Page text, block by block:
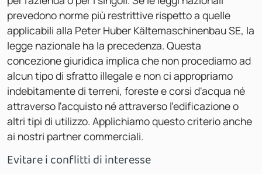
prevedono norme più restrittive rispetto a quelle
applicabili alla Peter Huber Kältemaschinenbau SE, la
legge nazionale ha la precedenza. Questa
concezione giuridica implica che non procediamo ad
alcun tipo di sfratto illegale e non ci appropriamo
indebitamente di terreni, foreste e corsi d'acqua né
attraverso l'acquisto né attraverso l'edificazione o
altri tipi di utilizzo. Applichiamo questo criterio anche
ai nostri partner commerciali.
Evitare i conflitti di interesse